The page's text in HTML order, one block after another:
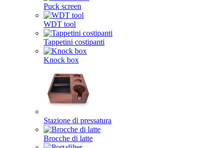
Puck screen
WDT tool
Tappetini costipanti
Knock box
Stazione di pressatura
Brocche di latte